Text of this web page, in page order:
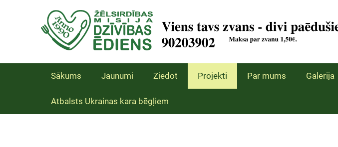
Sākums Jaunumi Ziedot Projekti Par mums Galerija
Atbalsts Ukrainas kara bēgļiem